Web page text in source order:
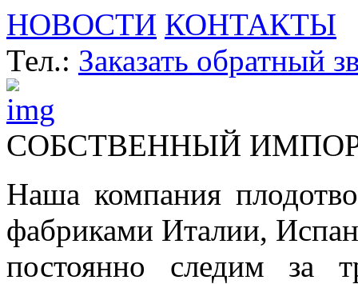
НОВОСТИ КОНТАКТЫ
Тел.: Заказать обратный
СОБСТВЕННЫЙ
Наша компания
фабриками Италии,
постоянно следим за